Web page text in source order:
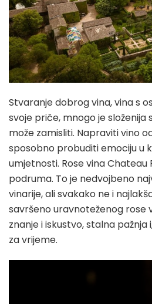
Stvaranje dobrog vina, vina s
svoje priče, mnogo je složenija
može zamisliti. Napraviti vino
sposobno probuditi emociju u
umjetnosti. Rose vina Chateau
podruma. To je nedvojbeno
vinarije, ali svakako ne i
savršeno uravnoteženog rose
znanje i iskustvo, stalna pažnja
za vrijeme.